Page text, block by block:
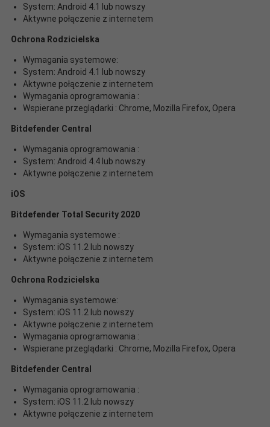
System: Android 4.1 lub nowszy
Aktywne połączenie z internetem
Ochrona Rodzicielska
Wymagania systemowe:
System: Android 4.1 lub nowszy
Aktywne połączenie z internetem
Wymagania oprogramowania :
Wspierane przeglądarki : Chrome, Mozilla Firefox, Opera
Bitdefender Central
Wymagania oprogramowania :
System: Android 4.4 lub nowszy
Aktywne połączenie z internetem
iOS
Bitdefender Total Security 2020
Wymagania systemowe :
System: iOS 11.2 lub nowszy
Aktywne połączenie z internetem
Ochrona Rodzicielska
Wymagania systemowe:
System: iOS 11.2 lub nowszy
Aktywne połączenie z internetem
Wymagania oprogramowania :
Wspierane przeglądarki : Chrome, Mozilla Firefox, Opera
Bitdefender Central
Wymagania oprogramowania :
System: iOS 11.2 lub nowszy
Aktywne połączenie z internetem